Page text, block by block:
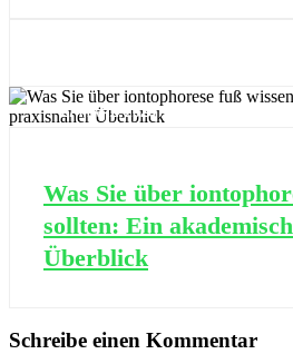
27 MÄRZ, 2026
Was Sie über
sollten: Ein
Überblick
Schreibe einen Kommentar